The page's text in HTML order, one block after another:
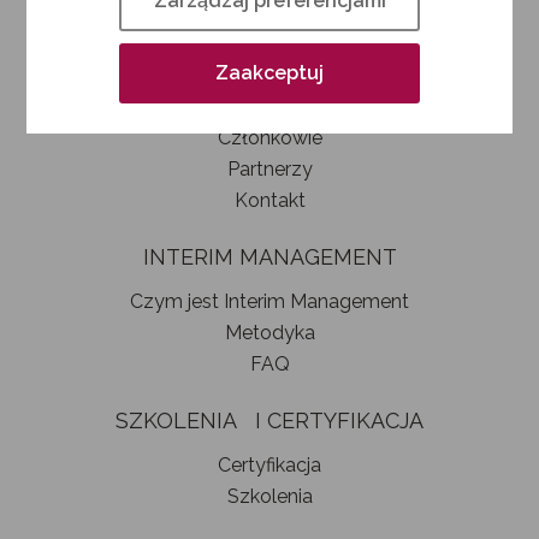
Kim jesteśmy
Jak zostać członkiem SIM
Statut stowarzyszenia
Władze
Członkowie
Partnerzy
Kontakt
INTERIM MANAGEMENT
Czym jest Interim Management
Metodyka
FAQ
SZKOLENIA I CERTYFIKACJA
Certyfikacja
Szkolenia
Zaakceptuj